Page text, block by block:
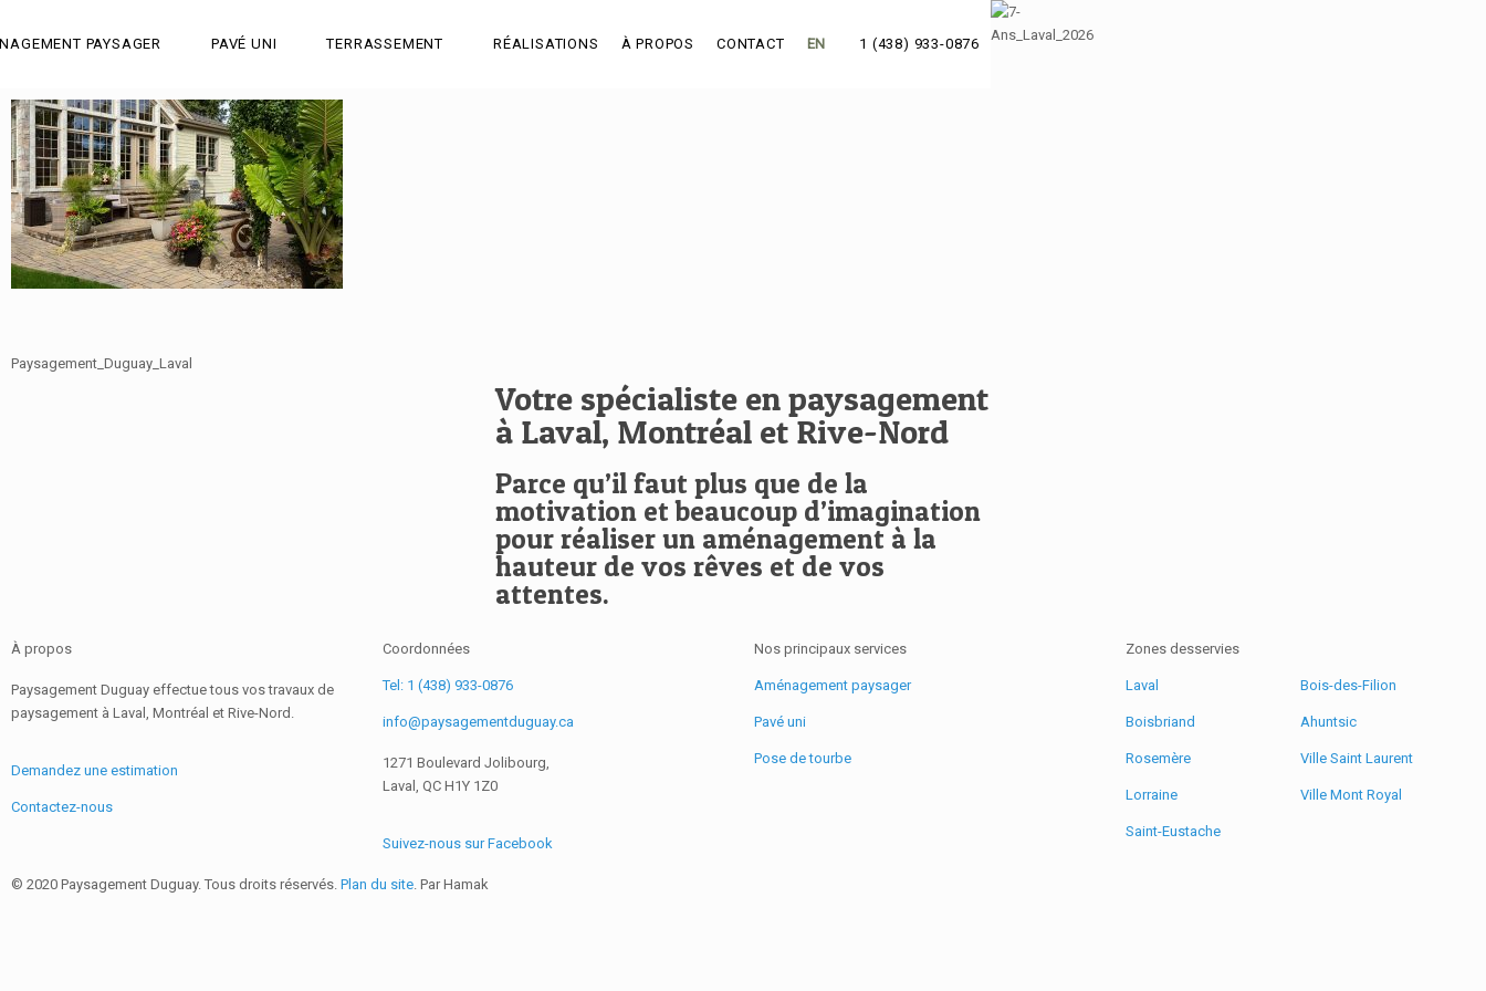
PAYSAGER PAVÉ UNI TERRASSEMENT RÉALISATIONS À PROPOS CONTACT 1 (438) 933-0876
EN
Paysagement_Duguay_Laval
Votre spécialiste en paysagement
à Laval, Montréal et Rive-Nord
Parce qu’il faut plus que de la
motivation et beaucoup d’imagination
pour réaliser un aménagement à la
hauteur de vos rêves et de vos
attentes.
À propos
Paysagement Duguay effectue tous vos travaux de
paysagement à Laval, Montréal et Rive-Nord.
Demandez une estimation
Contactez-nous
Coordonnées
Tel: 1 (438) 933-0876
info@paysagementduguay.ca
1271 Boulevard Jolibourg,
Laval, QC H1Y 1Z0
Suivez-nous sur Facebook
Nos principaux services
Aménagement paysager
Pavé uni
Pose de tourbe
Zones desservies
Laval
Boisbriand
Rosemère
Lorraine
Saint-Eustache
Bois-des-Filion
Ahuntsic
Ville Saint Laurent
Ville Mont Royal
© 2020 Paysagement Duguay. Tous droits réservés. Plan du site. Par Hamak